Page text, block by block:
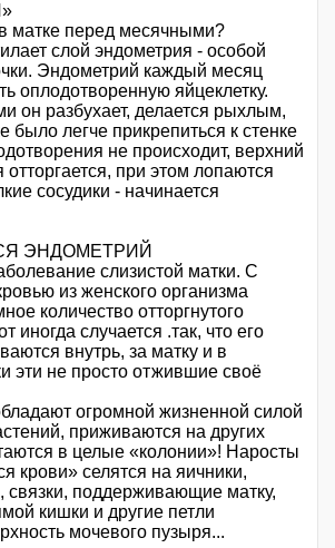
матке перед месячными?
слой эндометрия - особой
Эндометрий каждый месяц
оплодотворенную яйцеклетку.
он разбухает, делается рыхлым,
было легче прикрепиться к стенке
не происходит, верхний
при этом лопаются
сосудики - начинается
ЭНДОМЕТРИЙ
слизистой матки. С
из женского организма
количество отторгнутого
иногда случается .так, что его
внутрь, за матку и в
эти не просто отжившие своё
огромной жизненной силой
приживаются на других
в целые «колонии»! Наросты
крови» селятся на яичники,
связки, поддерживающие матку,
кишки и другие петли
мочевого пузыря...